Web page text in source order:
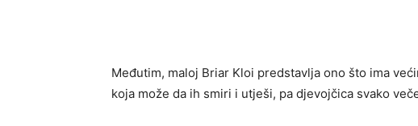
Međutim, maloj Briar Kloi predstavlja ono što ima
koja može da ih smiri i utješi, pa djevojčica svako